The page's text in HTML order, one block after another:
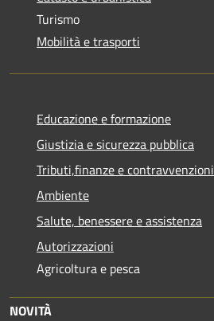
Turismo
Mobilità e trasporti
Educazione e formazione
Giustizia e sicurezza pubblica
Tributi,finanze e contravvenzioni
Ambiente
Salute, benessere e assistenza
Autorizzazioni
Agricoltura e pesca
NOVITÀ